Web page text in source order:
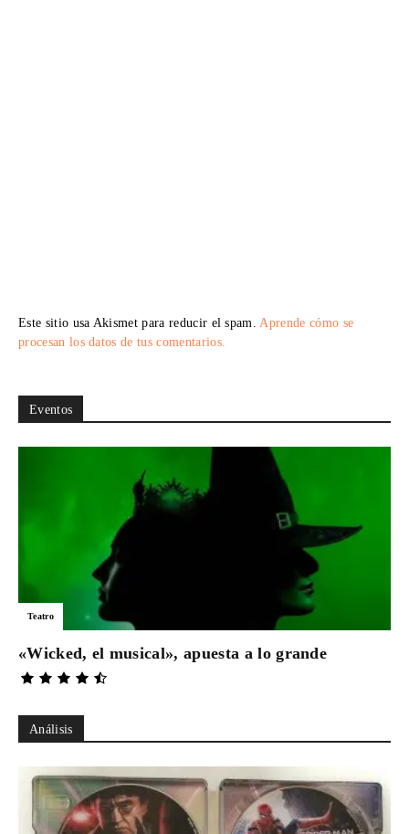
Este sitio usa Akismet para reducir el spam. Aprende cómo se
procesan los datos de tus comentarios.
Eventos
Teatro
«Wicked, el musical», apuesta a lo grande
Análisis